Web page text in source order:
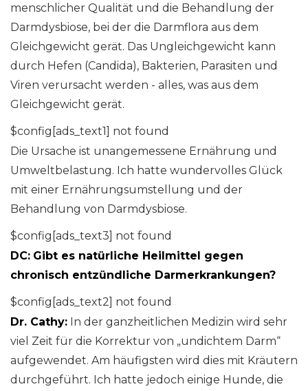
menschlicher Qualität und die Behandlung der
Darmdysbiose, bei der die Darmflora aus dem
Gleichgewicht gerät. Das Ungleichgewicht kann
durch Hefen (Candida), Bakterien, Parasiten und
Viren verursacht werden - alles, was aus dem
Gleichgewicht gerät.
$config[ads_text1] not found
Die Ursache ist unangemessene Ernährung und
Umweltbelastung. Ich hatte wundervolles Glück
mit einer Ernährungsumstellung und der
Behandlung von Darmdysbiose.
$config[ads_text3] not found
DC: Gibt es natürliche Heilmittel gegen
chronisch entzündliche Darmerkrankungen?
$config[ads_text2] not found
Dr. Cathy: In der ganzheitlichen Medizin wird sehr
viel Zeit für die Korrektur von „undichtem Darm“
aufgewendet. Am häufigsten wird dies mit Kräutern
durchgeführt. Ich hatte jedoch einige Hunde, die